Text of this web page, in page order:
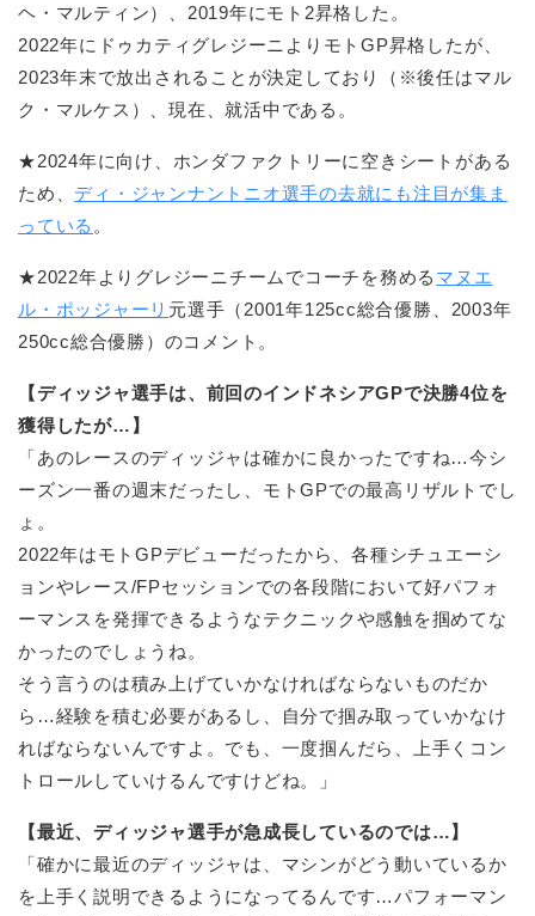
ヘ・マルティン）、2019年にモト2昇格した。
2022年にドゥカティグレジーニよりモトGP昇格したが、
2023年末で放出されることが決定しており（※後任はマル
ク・マルケス）、現在、就活中である。
★2024年に向け、ホンダファクトリーに空きシートがある
ため、 ディ・ジャンナントニオ選手の去就にも注目が集ま
っている 。
★2022年よりグレジーニチームでコーチを務める マヌエ
ル・ポッジャーリ 元選手（2001年125cc総合優勝、2003年
250cc総合優勝）のコメント。
【ディッジャ選手は、前回のインドネシアGPで決勝4位を
獲得したが…】
「あのレースのディッジャは確かに良かったですね…今シ
ーズン一番の週末だったし、モトGPでの最高リザルトでし
ょ。
2022年はモトGPデビューだったから、各種シチュエーシ
ョンやレース/FPセッションでの各段階において好パフォ
ーマンスを発揮できるようなテクニックや感触を掴めてな
かったのでしょうね。
そう言うのは積み上げていかなければならないものだか
ら…経験を積む必要があるし、自分で掴み取っていかなけ
ればならないんですよ。でも、一度掴んだら、上手くコン
トロールしていけるんですけどね。」
【最近、ディッジャ選手が急成長しているのでは…】
「確かに最近のディッジャは、マシンがどう動いているか
を上手く説明できるようになってるんです…パフォーマン